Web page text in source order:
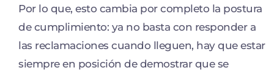
Por lo que, esto cambia por completo la postura
de cumplimiento: ya no basta con responder a
las reclamaciones cuando lleguen, hay que estar
siempre en posición de demostrar que se